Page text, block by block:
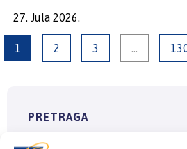
27. Jula 2026.
1 2 3 …
PRETRAGA